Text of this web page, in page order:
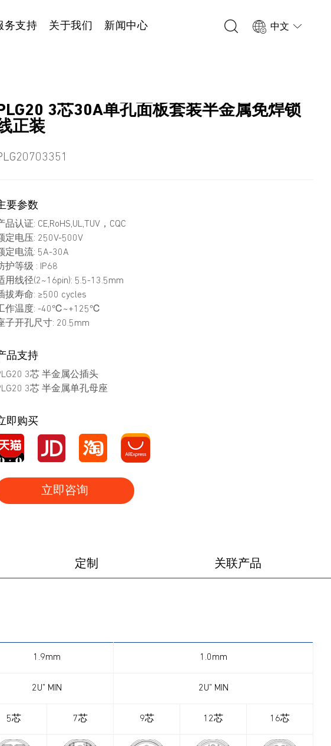
中文
务支持 关于我们 新闻中心
3芯30A单孔面板套装半金属免焊锁
正装
要参数
品认证: CE,RoHS,UL,TUV，CQC
定电压: 250V-500V
定电流: 5A-30A
护等级 : IP68
用线径(2~16pin): 5.5-13.5mm
拔寿命: ≥500 cycles
作温度: -40℃~+125℃
子开孔尺寸: 20.5mm
品支持
3芯 半金属公插头
3芯 半金属单孔母座
即购买
立即咨询
定制 关联产品
1.9mm 1.0mm
2U” MIN 2U” MIN
5芯 7芯 9芯 12芯 16芯